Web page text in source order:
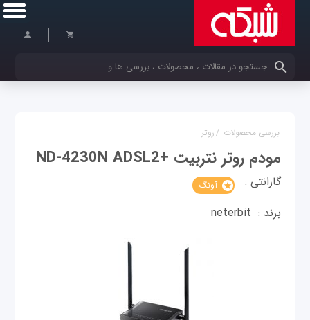
کلمات کلیدی خود را وارد کنید
بررسی محصولات /روتر
مودم روتر نتربیت +ND-4230N ADSL2
گارانتی : آونگ
برند : neterbit